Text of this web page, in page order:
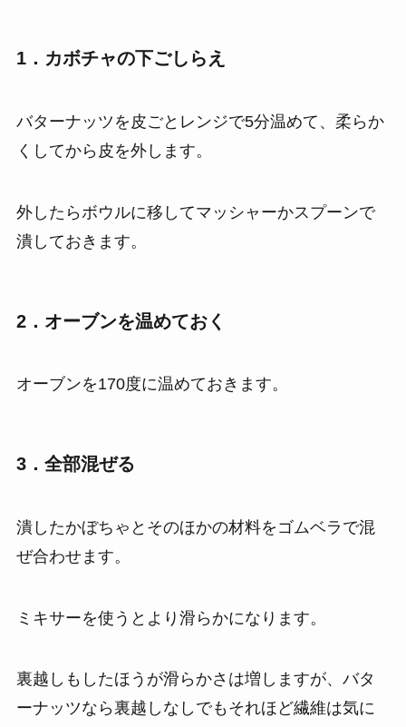
1．カボチャの下ごしらえ
バターナッツを皮ごとレンジで5分温めて、柔らか
くしてから皮を外します。
外したらボウルに移してマッシャーかスプーンで
潰しておきます。
2．オーブンを温めておく
オーブンを170度に温めておきます。
3．全部混ぜる
潰したかぼちゃとそのほかの材料をゴムベラで混
ぜ合わせます。
ミキサーを使うとより滑らかになります。
裏越しもしたほうが滑らかさは増しますが、バタ
ーナッツなら裏越しなしでもそれほど繊維は気に